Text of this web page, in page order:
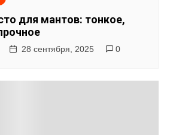
для мантов: тонкое,
28 сентября, 2025 0